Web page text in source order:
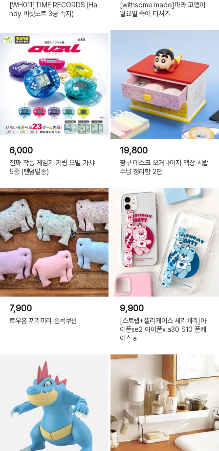
[WH011]TIME RECORDS (Ha
ndy 버섯노트 3공 속지)
[withsome made]마라 고앵이
월요일 죽어 티셔츠
6,000
진짜 작동 게임기 키링 오벌 가챠
5종 (랜덤발송)
19,800
짱구 데스크 오거나이저 책상 서랍
수납 정리함 2단
7,900
르우홈 끼리끼리 손목쿠션
9,900
[스트랩+젤리케이스 체리베리]아
이폰se2 아이폰x a30 S10 폰케
이스 a